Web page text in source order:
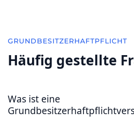
GRUNDBESITZERHAFTPFLICHT
Häufig gestellte
Was ist eine